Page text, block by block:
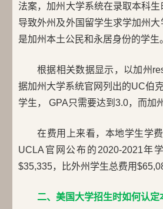
法案，加州大学系统在录取本科
导致外州及外国留学生求学加州
是加州本土公民和永居身份的学生
根据相关数据显示，以加州
据加州大学系统官网列出的UC伯
学生， GPA只需要达到3.0，而加
在费用上来看，本地学生学
UCLA官网公布的2020-2021年
$35,335，比外州学生总费用
二、美国大学招生时如何认定